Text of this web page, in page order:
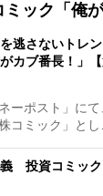
ック「俺が
を逃さないトレ
カブ番長！」【
ーポスト」に
コミック」と
投資コミック